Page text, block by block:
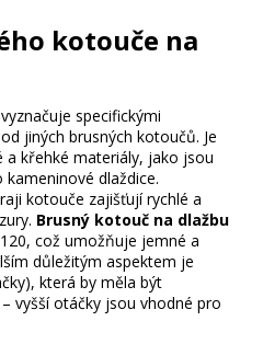
kotouče na
specifickými
jiných brusných kotoučů. Je
a křehké materiály, jako jsou
dlaždice.
kotouče zajišťují rychlé a
Brusný kotouč na dlažbu
což umožňuje jemné a
důležitým aspektem je
která by měla být
vyšší otáčky jsou vhodné pro